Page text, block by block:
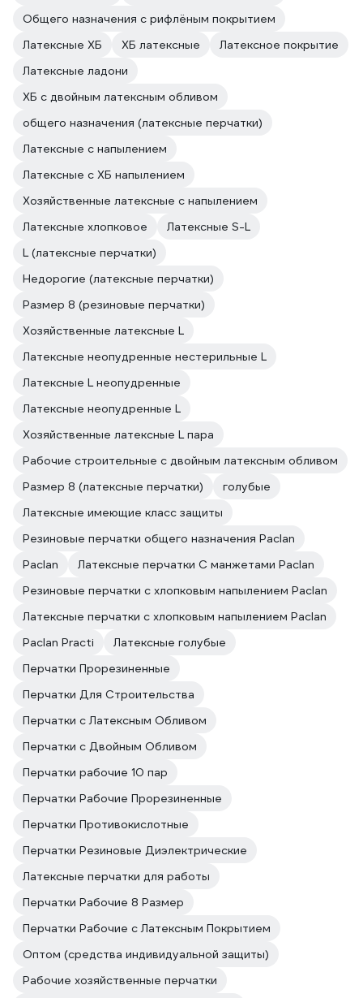
Общего назначения с рифлёным покрытием
Латексные ХБ
ХБ латексные
Латексное покрытие
Латексные ладони
ХБ с двойным латексным обливом
общего назначения (латексные перчатки)
Латексные с напылением
Латексные с ХБ напылением
Хозяйственные латексные с напылением
Латексные хлопковое
Латексные S-L
L (латексные перчатки)
Недорогие (латексные перчатки)
Размер 8 (резиновые перчатки)
Хозяйственные латексные L
Латексные неопудренные нестерильные L
Латексные L неопудренные
Латексные неопудренные L
Хозяйственные латексные L пара
Рабочие строительные с двойным латексным обливом
Размер 8 (латексные перчатки)
голубые
Латексные имеющие класс защиты
Резиновые перчатки общего назначения Paclan
Paclan
Латексные перчатки С манжетами Paclan
Резиновые перчатки с хлопковым напылением Paclan
Латексные перчатки с хлопковым напылением Paclan
Paclan Practi
Латексные голубые
Перчатки Прорезиненные
Перчатки Для Строительства
Перчатки с Латексным Обливом
Перчатки с Двойным Обливом
Перчатки рабочие 10 пар
Перчатки Рабочие Прорезиненные
Перчатки Противокислотные
Перчатки Резиновые Диэлектрические
Латексные перчатки для работы
Перчатки Рабочие 8 Размер
Перчатки Рабочие с Латексным Покрытием
Оптом (средства индивидуальной защиты)
Рабочие хозяйственные перчатки